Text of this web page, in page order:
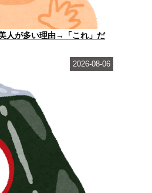
人が多い理由→「これ」だ
2026-08-06